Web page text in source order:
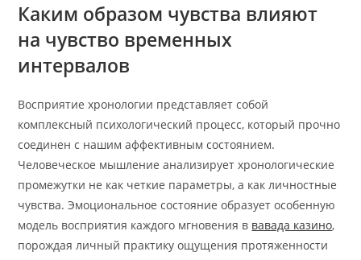
Каким образом чувства влияют
на чувство временных
интервалов
Восприятие хронологии представляет собой
комплексный психологический процесс, который прочно
соединен с нашим аффективным состоянием.
Человеческое мышление анализирует хронологические
промежутки не как четкие параметры, а как личностные
чувства. Эмоциональное состояние образует особенную
модель восприятия каждого мгновения в вавада казино,
порождая личный практику ощущения протяженности